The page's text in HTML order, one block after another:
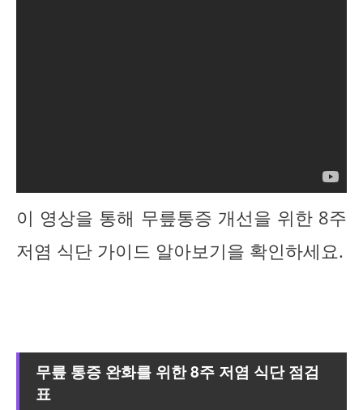
이 영상을 통해 무릎통증 개선을 위한 8주
저염 식단 가이드 알아보기을 확인하세요.
무릎 통증 완화를 위한 8주 저염 식단 점검
표